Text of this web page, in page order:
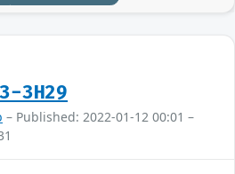
3H29
– Published: 2022-01-12 00:01 –